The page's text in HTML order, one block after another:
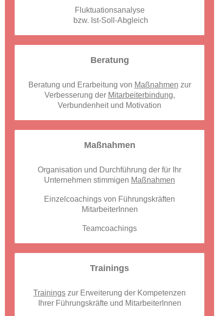
Fluktuationsanalyse
bzw. Ist-Soll-Abgleich
Beratung
Beratung und Erarbeitung von Maßnahmen zur
Verbesserung der Mitarbeiterbindung,
Verbundenheit und Motivation
Maßnahmen
Organisation und Durchführung der für Ihr
Unternehmen stimmigen Maßnahmen
Einzelcoachings von Führungskräften
MitarbeiterInnen
Teamcoachings
Trainings
Trainings zur Erweiterung der Kompetenzen
Ihrer Führungskräfte und MitarbeiterInnen